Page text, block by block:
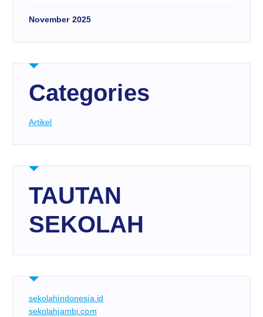
November 2025
Categories
Artikel
TAUTAN
SEKOLAH
sekolahindonesia.id
sekolahjambi.com